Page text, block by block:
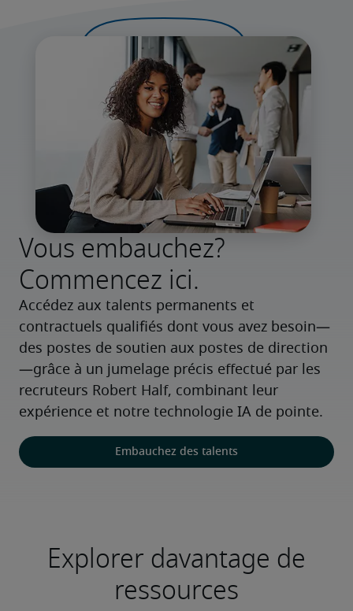
Vous embauchez?
Commencez ici.
Accédez aux talents permanents et
contractuels qualifiés dont vous avez besoin—
des postes de soutien aux postes de direction
—grâce à un jumelage précis effectué par les
recruteurs Robert Half, combinant leur
expérience et notre technologie IA de pointe.
Embauchez des talents
Explorer davantage de
ressources